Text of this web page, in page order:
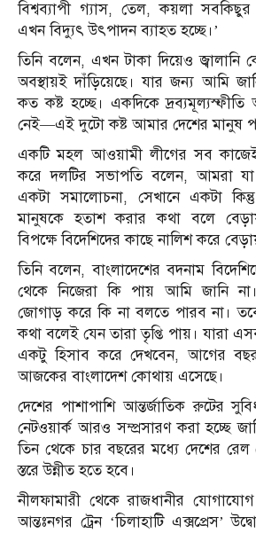
বিশ্বব্যাপী গ্যাস, তেল, কয়লা
এখন বিদ্যুৎ উৎপাদন ব্যাহত হচ্ছে।’
তিনি বলেন, এখন টাকা দিয়েও জ্বালানি
অবস্থায়ই দাঁড়িয়েছে। যার জন্য আমি
কত কষ্ট হচ্ছে। একদিকে
নেই—এই দুটো কষ্ট আমার দেশের মানুষ
একটি মহল আওয়ামী লীগের সব কাজেই
করে দলটির সভাপতি বলেন, আমরা
একটা সমালোচনা, সেখানে একটা
মানুষকে হতাশ করার কথা বলে
বিপক্ষে বিদেশিদের কাছে নালিশ করে
তিনি বলেন, বাংলাদেশের বদনাম
থেকে নিজেরা কি পায় আমি জানি না।
জোগাড় করে কি না বলতে পারব না। তবে
কথা বলেই যেন তারা তৃপ্তি পায়। যারা
একটু হিসাব করে দেখবেন, আগের
আজকের বাংলাদেশ কোথায় এসেছে।
দেশের পাশাপাশি আন্তর্জাতিক রুটের
নেটওয়ার্ক আরও সম্প্রসারণ করা হচ্ছে
তিন থেকে চার বছরের মধ্যে দেশের
স্তরে উন্নীত হতে হবে।
নীলফামারী থেকে রাজধানীর
আন্তঃনগর ট্রেন ‘চিলাহাটি এক্সপ্রেস’